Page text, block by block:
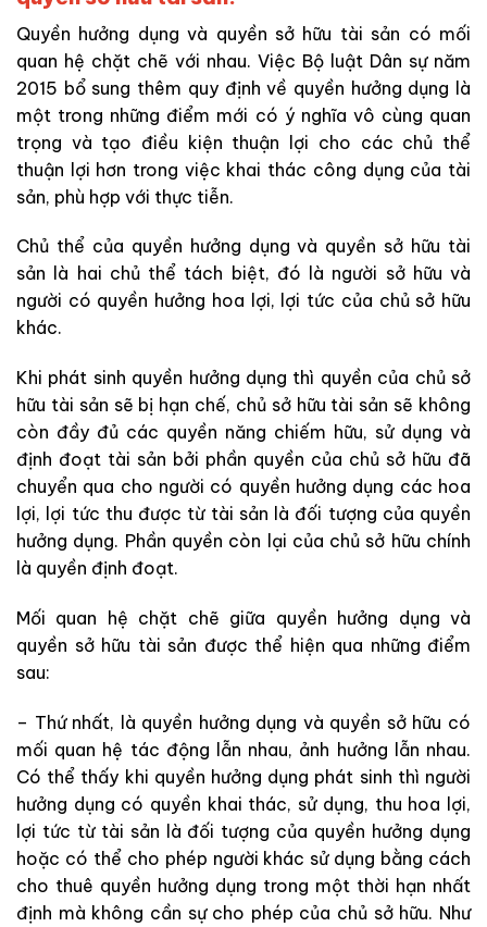
Quyền hưởng dụng và quyền sở hữu tài sản có mối
quan hệ chặt chẽ với nhau. Việc Bộ luật Dân sự năm
2015 bổ sung thêm quy định về quyền hưởng dụng là
một trong những điểm mới có ý nghĩa vô cùng quan
trọng và tạo điều kiện thuận lợi cho các chủ thể
thuận lợi hơn trong việc khai thác công dụng của tài
sản, phù hợp với thực tiễn.
Chủ thể của quyền hưởng dụng và quyền sở hữu tài
sản là hai chủ thể tách biệt, đó là người sở hữu và
người có quyền hưởng hoa lợi, lợi tức của chủ sở hữu
khác.
Khi phát sinh quyền hưởng dụng thì quyền của chủ sở
hữu tài sản sẽ bị hạn chế, chủ sở hữu tài sản sẽ không
còn đầy đủ các quyền năng chiếm hữu, sử dụng và
định đoạt tài sản bởi phần quyền của chủ sở hữu đã
chuyển qua cho người có quyền hưởng dụng các hoa
lợi, lợi tức thu được từ tài sản là đối tượng của quyền
hưởng dụng. Phần quyền còn lại của chủ sở hữu chính
là quyền định đoạt.
Mối quan hệ chặt chẽ giữa quyền hưởng dụng và
quyền sở hữu tài sản được thể hiện qua những điểm
sau:
– Thứ nhất, là quyền hưởng dụng và quyền sở hữu có
mối quan hệ tác động lẫn nhau, ảnh hưởng lẫn nhau.
Có thể thấy khi quyền hưởng dụng phát sinh thì người
hưởng dụng có quyền khai thác, sử dụng, thu hoa lợi,
lợi tức từ tài sản là đối tượng của quyền hưởng dụng
hoặc có thể cho phép người khác sử dụng bằng cách
cho thuê quyền hưởng dụng trong một thời hạn nhất
định mà không cần sự cho phép của chủ sở hữu. Như